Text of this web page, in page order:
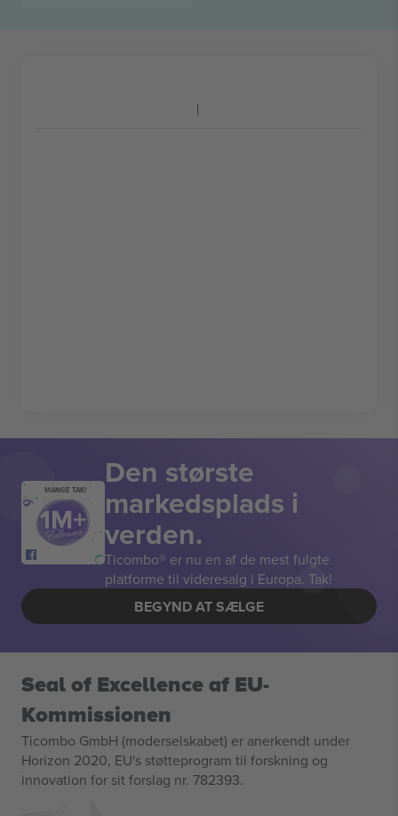
MANGE TAK! Den største
markedsplads i
verden.
Ticombo® er nu en af de mest fulgte
platforme til videresalg i Europa. Tak!
BEGYND AT SÆLGE
Seal of Excellence af EU-
Kommissionen
Ticombo GmbH (moderselskabet) er anerkendt under
Horizon 2020, EU's støtteprogram til forskning og
innovation for sit forslag nr. 782393.